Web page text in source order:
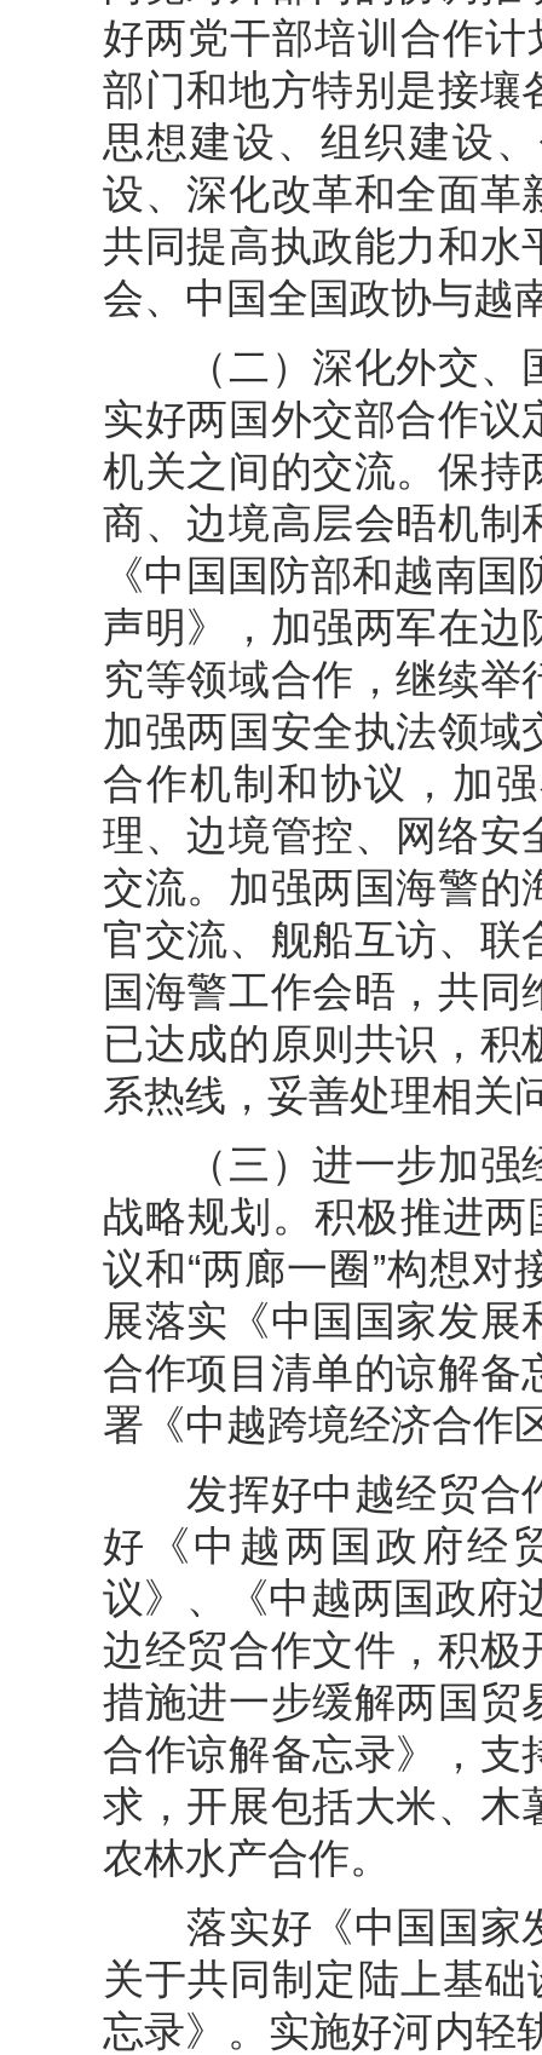
好两党干部培训合作
部门和地方特别是接壤
思想建设、组织建设
设、深化改革和全面革
共同提高执政能力和水
会、中国全国政协与越
（二）深化外交、
实好两国外交部合作议
机关之间的交流。保持
商、边境高层会晤机制
《中国国防部和越南
声明》，加强两军在边
究等领域合作，继续举
加强两国安全执法领域
合作机制和协议，加
理、边境管控、网络安
交流。加强两国海警的
官交流、舰船互访、联
国海警工作会晤，共
已达成的原则共识，
系热线，妥善处理相关
（三）进一步加强
战略规划。积极推进两
议和“两廊一圈”构想
展落实《中国国家发
合作项目清单的谅解备
署《中越跨境经济合作
发挥好中越经贸合
好《中越两国政府经
议》、《中越两国政府
边经贸合作文件，积极
措施进一步缓解两国贸
合作谅解备忘录》，支
求，开展包括大米、木
农林水产合作。
落实好《中国国家
关于共同制定陆上基
忘录》。实施好河内轻